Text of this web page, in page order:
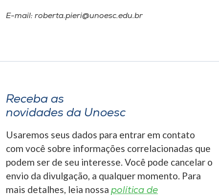
E-mail: roberta.pieri@unoesc.edu.br
Receba as
novidades da Unoesc
Usaremos seus dados para entrar em contato
com você sobre informações correlacionadas que
podem ser de seu interesse. Você pode cancelar o
envio da divulgação, a qualquer momento. Para
mais detalhes, leia nossa política de